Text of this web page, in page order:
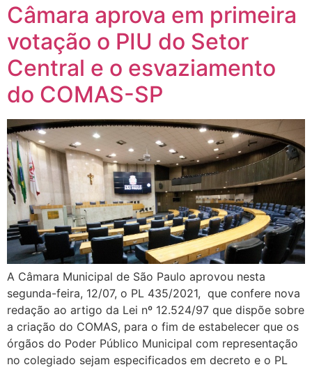
Câmara aprova em primeira
votação o PIU do Setor
Central e o esvaziamento
do COMAS-SP
A Câmara Municipal de São Paulo aprovou nesta
segunda-feira, 12/07, o PL 435/2021, que confere nova
redação ao artigo da Lei nº 12.524/97 que dispõe sobre
a criação do COMAS, para o fim de estabelecer que os
órgãos do Poder Público Municipal com representação
no colegiado sejam especificados em decreto e o PL